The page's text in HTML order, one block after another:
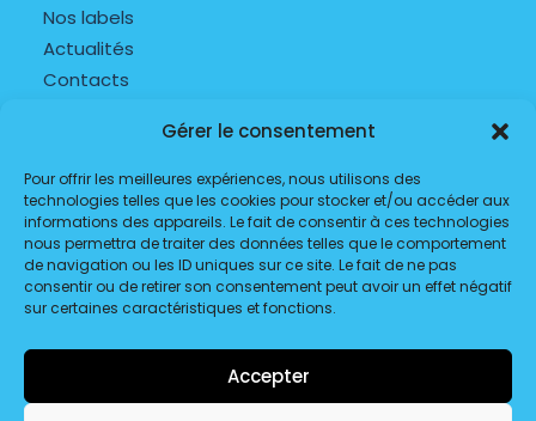
Gérer le consentement
Pour offrir les meilleures expériences, nous utilisons des
technologies telles que les cookies pour stocker et/ou accéder aux
informations des appareils. Le fait de consentir à ces technologies
nous permettra de traiter des données telles que le comportement
de navigation ou les ID uniques sur ce site. Le fait de ne pas
consentir ou de retirer son consentement peut avoir un effet négatif
sur certaines caractéristiques et fonctions.
Accepter
Nos labels
Actualités
Contacts
Mentions légales
politique de confidentialité
Exploitation 24h/24 et 7j/7 :
07 82 73 40 69
04 73 87 65 03